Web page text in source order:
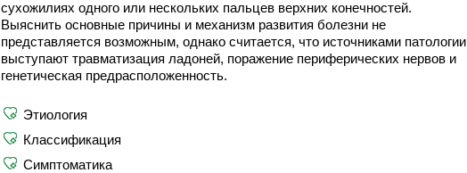
сухожилиях одного или нескольких пальцев верхних конечностей.
Выяснить основные причины и механизм развития болезни не
представляется возможным, однако считается, что источниками патологии
выступают травматизация ладоней, поражение периферических нервов и
генетическая предрасположенность.
Этиология
Классификация
Симптоматика